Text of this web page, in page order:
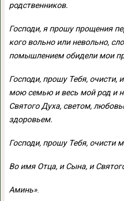
родственников.
Господи, я прошу прощения
кого вольно или невольно,
помышлением обидели мои
Господи, прошу Тебя, очисти,
мою семью и весь мой род и
Святого Духа, светом,
здоровьем.
Господи, прошу Тебя, очисти
Во имя Отца, и Сына, и
Аминь».